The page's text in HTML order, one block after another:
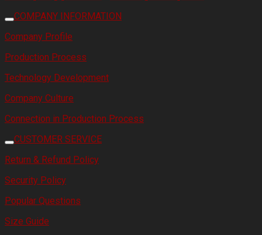
COMPANY INFORMATION
Company Profile
Production Process
Technology Development
Company Culture
Connection in Production Process
CUSTOMER SERVICE
Return & Refund Policy
Security Policy
Popular Questions
Size Guide